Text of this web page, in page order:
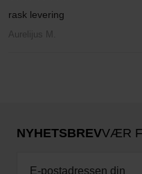
rask levering
Aurelijus M.
NYHETSBREVVÆR